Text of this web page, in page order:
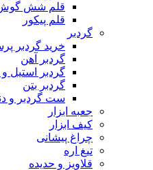
قلم شش
قلم پیکور
گردبر
خرید گردبر
گردبر آهن
گردبر استیل و MDF
گردبر بتن
ست گردبر و
جعبه ابزار
کیف ابزار
چراغ پیشانی
تیغ اره
قلاویز و حدیده